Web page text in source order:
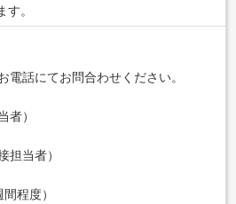
。
電話にてお問合わせください。
者）
担当者）
程度）